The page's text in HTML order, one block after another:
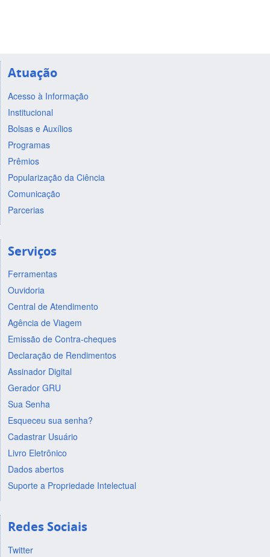
Atuação
Acesso à Informação
Institucional
Bolsas e Auxílios
Programas
Prêmios
Popularização da Ciência
Comunicação
Parcerias
Serviços
Ferramentas
Ouvidoria
Central de Atendimento
Agência de Viagem
Emissão de Contra-cheques
Declaração de Rendimentos
Assinador Digital
Gerador GRU
Sua Senha
Esqueceu sua senha?
Cadastrar Usuário
Livro Eletrônico
Dados abertos
Suporte a Propriedade Intelectual
Redes Sociais
Twitter